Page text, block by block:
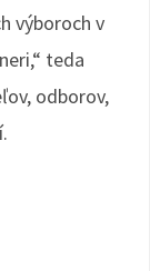
výboroch v
teda
odborov,